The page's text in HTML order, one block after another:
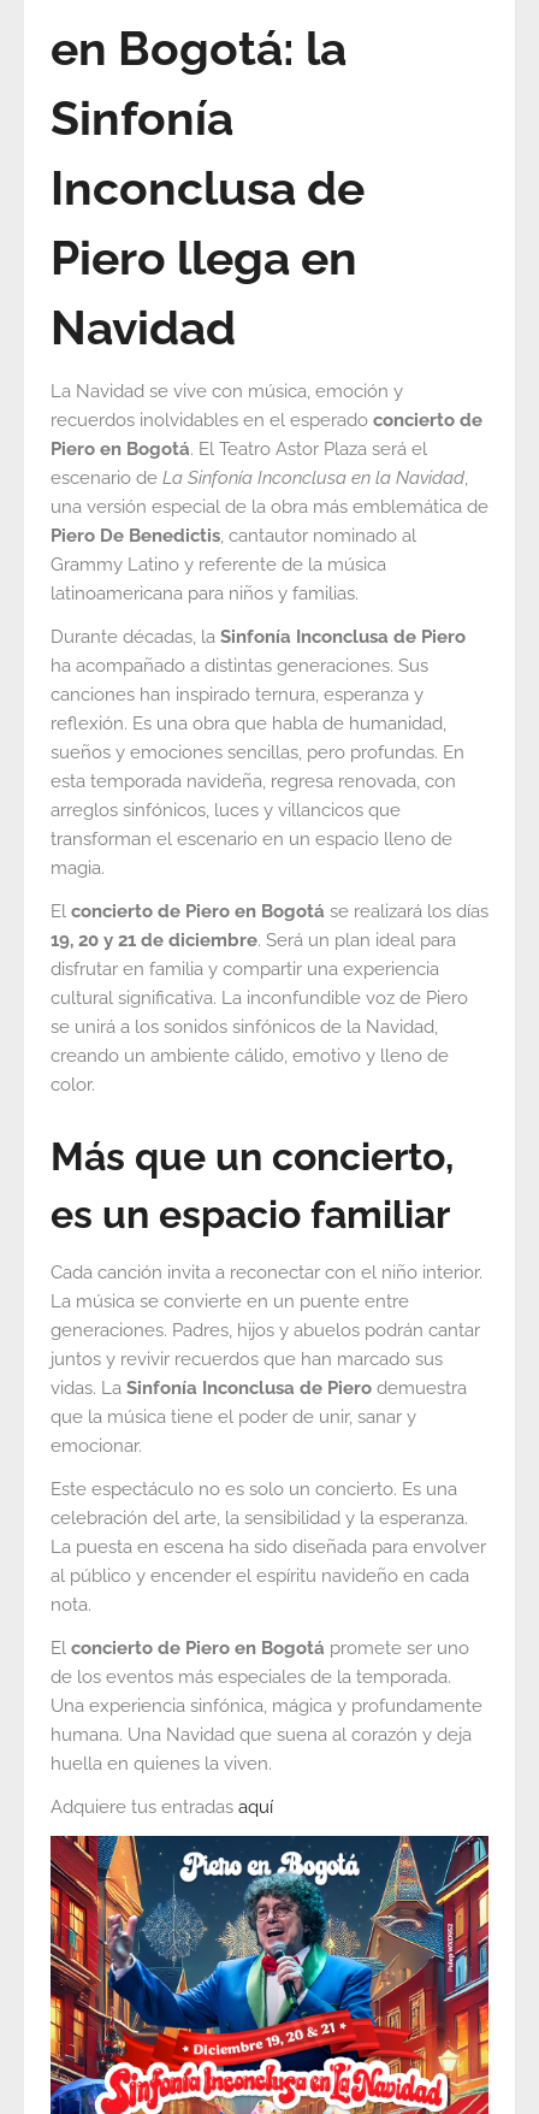
en Bogotá: la
Sinfonía
Inconclusa de
Piero llega en
Navidad
La Navidad se vive con música, emoción y
recuerdos inolvidables en el esperado concierto de
Piero en Bogotá. El Teatro Astor Plaza será el
escenario de La Sinfonía Inconclusa en la Navidad,
una versión especial de la obra más emblemática de
Piero De Benedictis, cantautor nominado al
Grammy Latino y referente de la música
latinoamericana para niños y familias.
Durante décadas, la Sinfonía Inconclusa de Piero
ha acompañado a distintas generaciones. Sus
canciones han inspirado ternura, esperanza y
reflexión. Es una obra que habla de humanidad,
sueños y emociones sencillas, pero profundas. En
esta temporada navideña, regresa renovada, con
arreglos sinfónicos, luces y villancicos que
transforman el escenario en un espacio lleno de
magia.
El concierto de Piero en Bogotá se realizará los días
19, 20 y 21 de diciembre. Será un plan ideal para
disfrutar en familia y compartir una experiencia
cultural significativa. La inconfundible voz de Piero
se unirá a los sonidos sinfónicos de la Navidad,
creando un ambiente cálido, emotivo y lleno de
color.
Más que un concierto,
es un espacio familiar
Cada canción invita a reconectar con el niño interior.
La música se convierte en un puente entre
generaciones. Padres, hijos y abuelos podrán cantar
juntos y revivir recuerdos que han marcado sus
vidas. La Sinfonía Inconclusa de Piero demuestra
que la música tiene el poder de unir, sanar y
emocionar.
Este espectáculo no es solo un concierto. Es una
celebración del arte, la sensibilidad y la esperanza.
La puesta en escena ha sido diseñada para envolver
al público y encender el espíritu navideño en cada
nota.
El concierto de Piero en Bogotá promete ser uno
de los eventos más especiales de la temporada.
Una experiencia sinfónica, mágica y profundamente
humana. Una Navidad que suena al corazón y deja
huella en quienes la viven.
Adquiere tus entradas aquí